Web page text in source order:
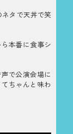
ネタで天丼で笑
本番に食事シ
で公演会場に
ちゃんと味わ